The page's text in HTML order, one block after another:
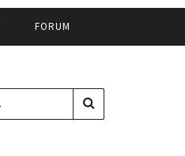
FORUM